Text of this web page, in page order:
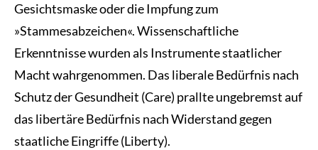
Gesichtsmaske oder die Impfung zum
»Stammesabzeichen«. Wissenschaftliche
Erkenntnisse wurden als Instrumente staatlicher
Macht wahrgenommen. Das liberale Bedürfnis nach
Schutz der Gesundheit (Care) prallte ungebremst auf
das libertäre Bedürfnis nach Widerstand gegen
staatliche Eingriffe (Liberty).